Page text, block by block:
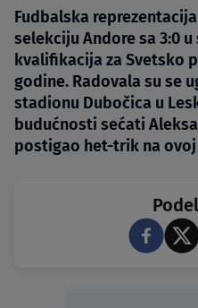
Fudbalska
selekciju Andore sa 3:0
kvalifikacija za Svetsko
godine. Radovala su se
stadionu Dubočica u
budućnosti sećati
postigao het-trik na